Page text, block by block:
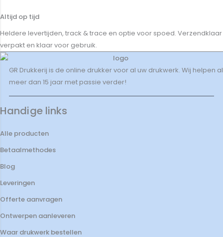
Altijd op tijd
Heldere levertijden, track & trace en optie voor spoed. Verzendklaar
verpakt en klaar voor gebruik.
GR Drukkerij is de online drukker voor al uw drukwerk. Wij helpen al
meer dan 15 jaar met passie verder!
Handige links
Alle producten
Betaalmethodes
Blog
Leveringen
Offerte aanvragen
Ontwerpen aanleveren
Waar drukwerk bestellen